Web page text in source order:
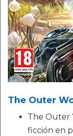
The Outer
The Outer
ficción en